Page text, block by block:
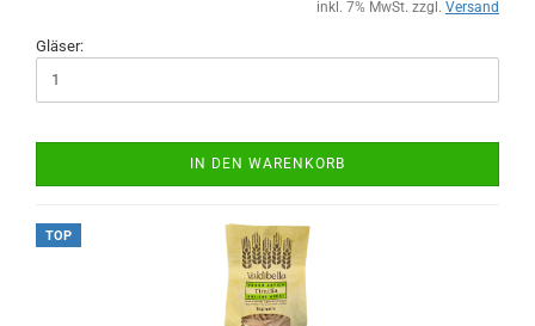
inkl. 7% MwSt. zzgl. Versand
Gläser:
IN DEN WARENKORB
TOP